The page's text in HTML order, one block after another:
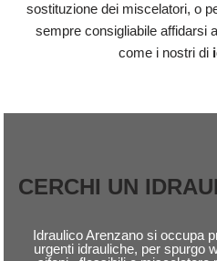
sostituzione dei miscelatori, o
sempre consigliabile affidarsi
come i nostri di
CERCHI UN
Idraulico Arenzano si occupa
urgenti idrauliche, per spurgo